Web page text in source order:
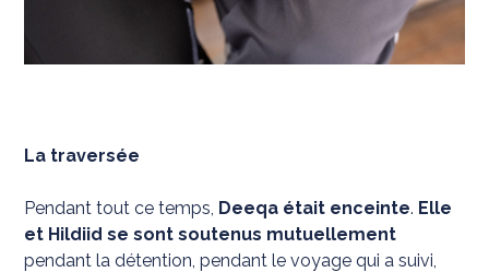
La traversée
Pendant tout ce temps, Deeqa était enceinte. Elle
et Hildiid se sont soutenus mutuellement
pendant la détention, pendant le voyage qui a suivi,